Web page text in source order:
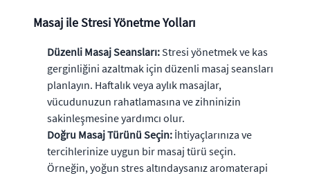
Masaj ile Stresi Yönetme Yolları
Düzenli Masaj Seansları: Stresi yönetmek ve kas
gerginliğini azaltmak için düzenli masaj seansları
planlayın. Haftalık veya aylık masajlar,
vücudunuzun rahatlamasına ve zihninizin
sakinleşmesine yardımcı olur.
Doğru Masaj Türünü Seçin: İhtiyaçlarınıza ve
tercihlerinize uygun bir masaj türü seçin.
Örneğin, yoğun stres altındaysanız aromaterapi